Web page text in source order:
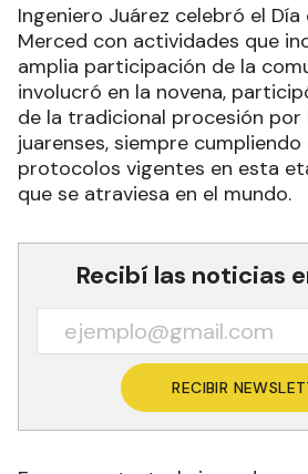
Ingeniero Juárez celebró el
Merced con actividades que
amplia participación de la
involucró en la novena,
de la tradicional procesión por
juarenses, siempre cumpliendo
protocolos vigentes en esta
que se atraviesa en el mundo.
Recibí las noticias
RECIBIR